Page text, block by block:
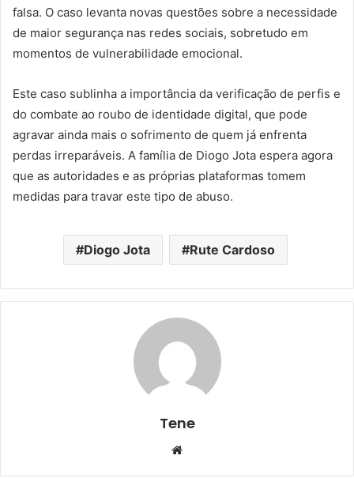
falsa. O caso levanta novas questões sobre a necessidade
de maior segurança nas redes sociais, sobretudo em
momentos de vulnerabilidade emocional.
Este caso sublinha a importância da verificação de perfis e
do combate ao roubo de identidade digital, que pode
agravar ainda mais o sofrimento de quem já enfrenta
perdas irreparáveis. A família de Diogo Jota espera agora
que as autoridades e as próprias plataformas tomem
medidas para travar este tipo de abuso.
Diogo Jota Rute Cardoso
Tene
Website